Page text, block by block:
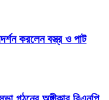
করলেন বস্ত্র ও পাট